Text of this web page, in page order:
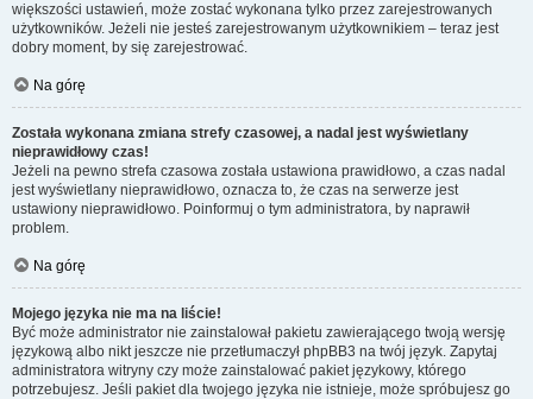
większości ustawień, może zostać wykonana tylko przez zarejestrowanych
użytkowników. Jeżeli nie jesteś zarejestrowanym użytkownikiem – teraz jest
dobry moment, by się zarejestrować.
Na górę
Została wykonana zmiana strefy czasowej, a nadal jest wyświetlany
nieprawidłowy czas!
Jeżeli na pewno strefa czasowa została ustawiona prawidłowo, a czas nadal
jest wyświetlany nieprawidłowo, oznacza to, że czas na serwerze jest
ustawiony nieprawidłowo. Poinformuj o tym administratora, by naprawił
problem.
Na górę
Mojego języka nie ma na liście!
Być może administrator nie zainstalował pakietu zawierającego twoją wersję
językową albo nikt jeszcze nie przetłumaczył phpBB3 na twój język. Zapytaj
administratora witryny czy może zainstalować pakiet językowy, którego
potrzebujesz. Jeśli pakiet dla twojego języka nie istnieje, może spróbujesz go